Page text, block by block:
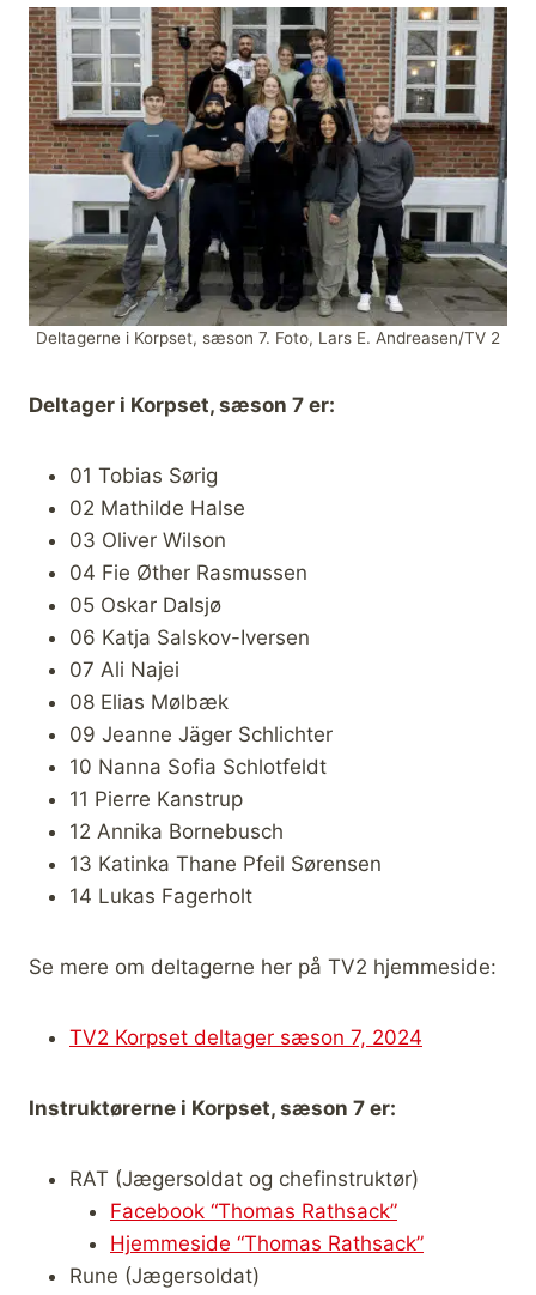
Deltagerne i Korpset, sæson 7. Foto, Lars E. Andreasen/TV 2
Deltager i Korpset, sæson 7 er:
01 Tobias Sørig
02 Mathilde Halse
03 Oliver Wilson
04 Fie Øther Rasmussen
05 Oskar Dalsjø
06 Katja Salskov-Iversen
07 Ali Najei
08 Elias Mølbæk
09 Jeanne Jäger Schlichter
10 Nanna Sofia Schlotfeldt
11 Pierre Kanstrup
12 Annika Bornebusch
13 Katinka Thane Pfeil Sørensen
14 Lukas Fagerholt
Se mere om deltagerne her på TV2 hjemmeside:
TV2 Korpset deltager sæson 7, 2024
Instruktørerne i Korpset, sæson 7 er:
RAT (Jægersoldat og chefinstruktør)
Facebook “Thomas Rathsack”
Hjemmeside “Thomas Rathsack”
Rune (Jægersoldat)